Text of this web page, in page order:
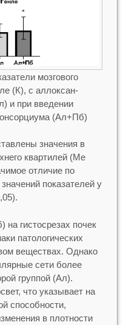
мозгового
(К), с аллоксан-
и при введении
(Ал+Пб)
значения в
квартилей (Me
отличие по
показателей у
гистосрезах почек
патологических
веществах. Однако
сети более
группой (Ал).
что указывает на
способности,
в плотности